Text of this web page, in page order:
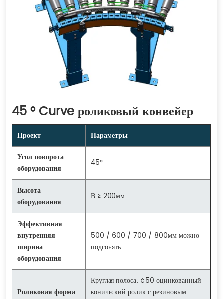
45 ° Curve роликовый конвейер
Проект
Параметры
Угол поворота
оборудования
45°
Высота
оборудования
В ≥ 200мм
Эффективная
внутренняя
ширина
оборудования
500 / 600 / 700 / 800мм можно
подгонять
Роликовая форма
Круглая полоса; ¢50 оцинкованный
конический ролик с резиновым